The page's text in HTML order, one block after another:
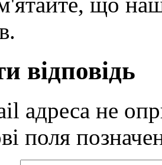
відповідь
адреса не
поля